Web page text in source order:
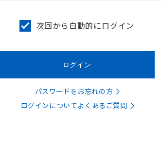
次回から自動的にログイン
パスワードをお忘れの方
ログインについてよくあるご質問